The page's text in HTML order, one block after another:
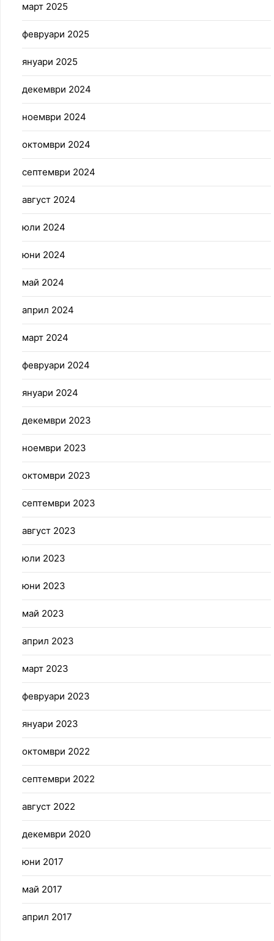
март 2025
февруари 2025
януари 2025
декември 2024
ноември 2024
октомври 2024
септември 2024
август 2024
юли 2024
юни 2024
май 2024
април 2024
март 2024
февруари 2024
януари 2024
декември 2023
ноември 2023
октомври 2023
септември 2023
август 2023
юли 2023
юни 2023
май 2023
април 2023
март 2023
февруари 2023
януари 2023
октомври 2022
септември 2022
август 2022
декември 2020
юни 2017
май 2017
април 2017